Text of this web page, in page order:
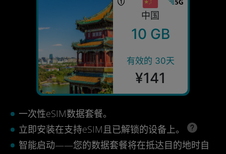
中国
10 GB
有效的 30天
¥141
一次性eSIM数据套餐。
立即安装在支持eSIM且已解锁的设备上。
智能启动——您的数据套餐将在抵达目的地时自